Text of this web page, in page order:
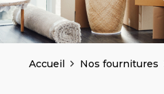
Accueil Nos fournitures